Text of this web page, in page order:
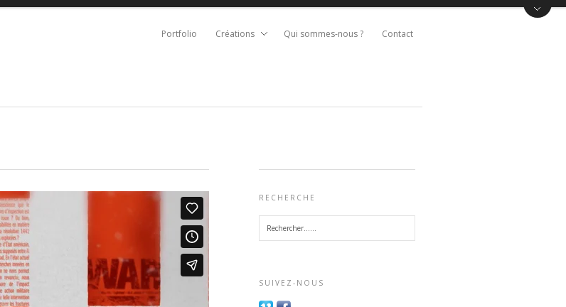
Portfolio Créations Qui sommes-nous ? Contact
RECHERCHE
SUIVEZ-NOUS